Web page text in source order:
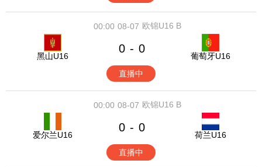
08-07
00:00 欧锦U16 B
黑山U16
0 - 0
葡萄牙U16
直播中
08-07
00:00 欧锦U16 B
爱尔兰U16
0 - 0
荷兰U16
直播中